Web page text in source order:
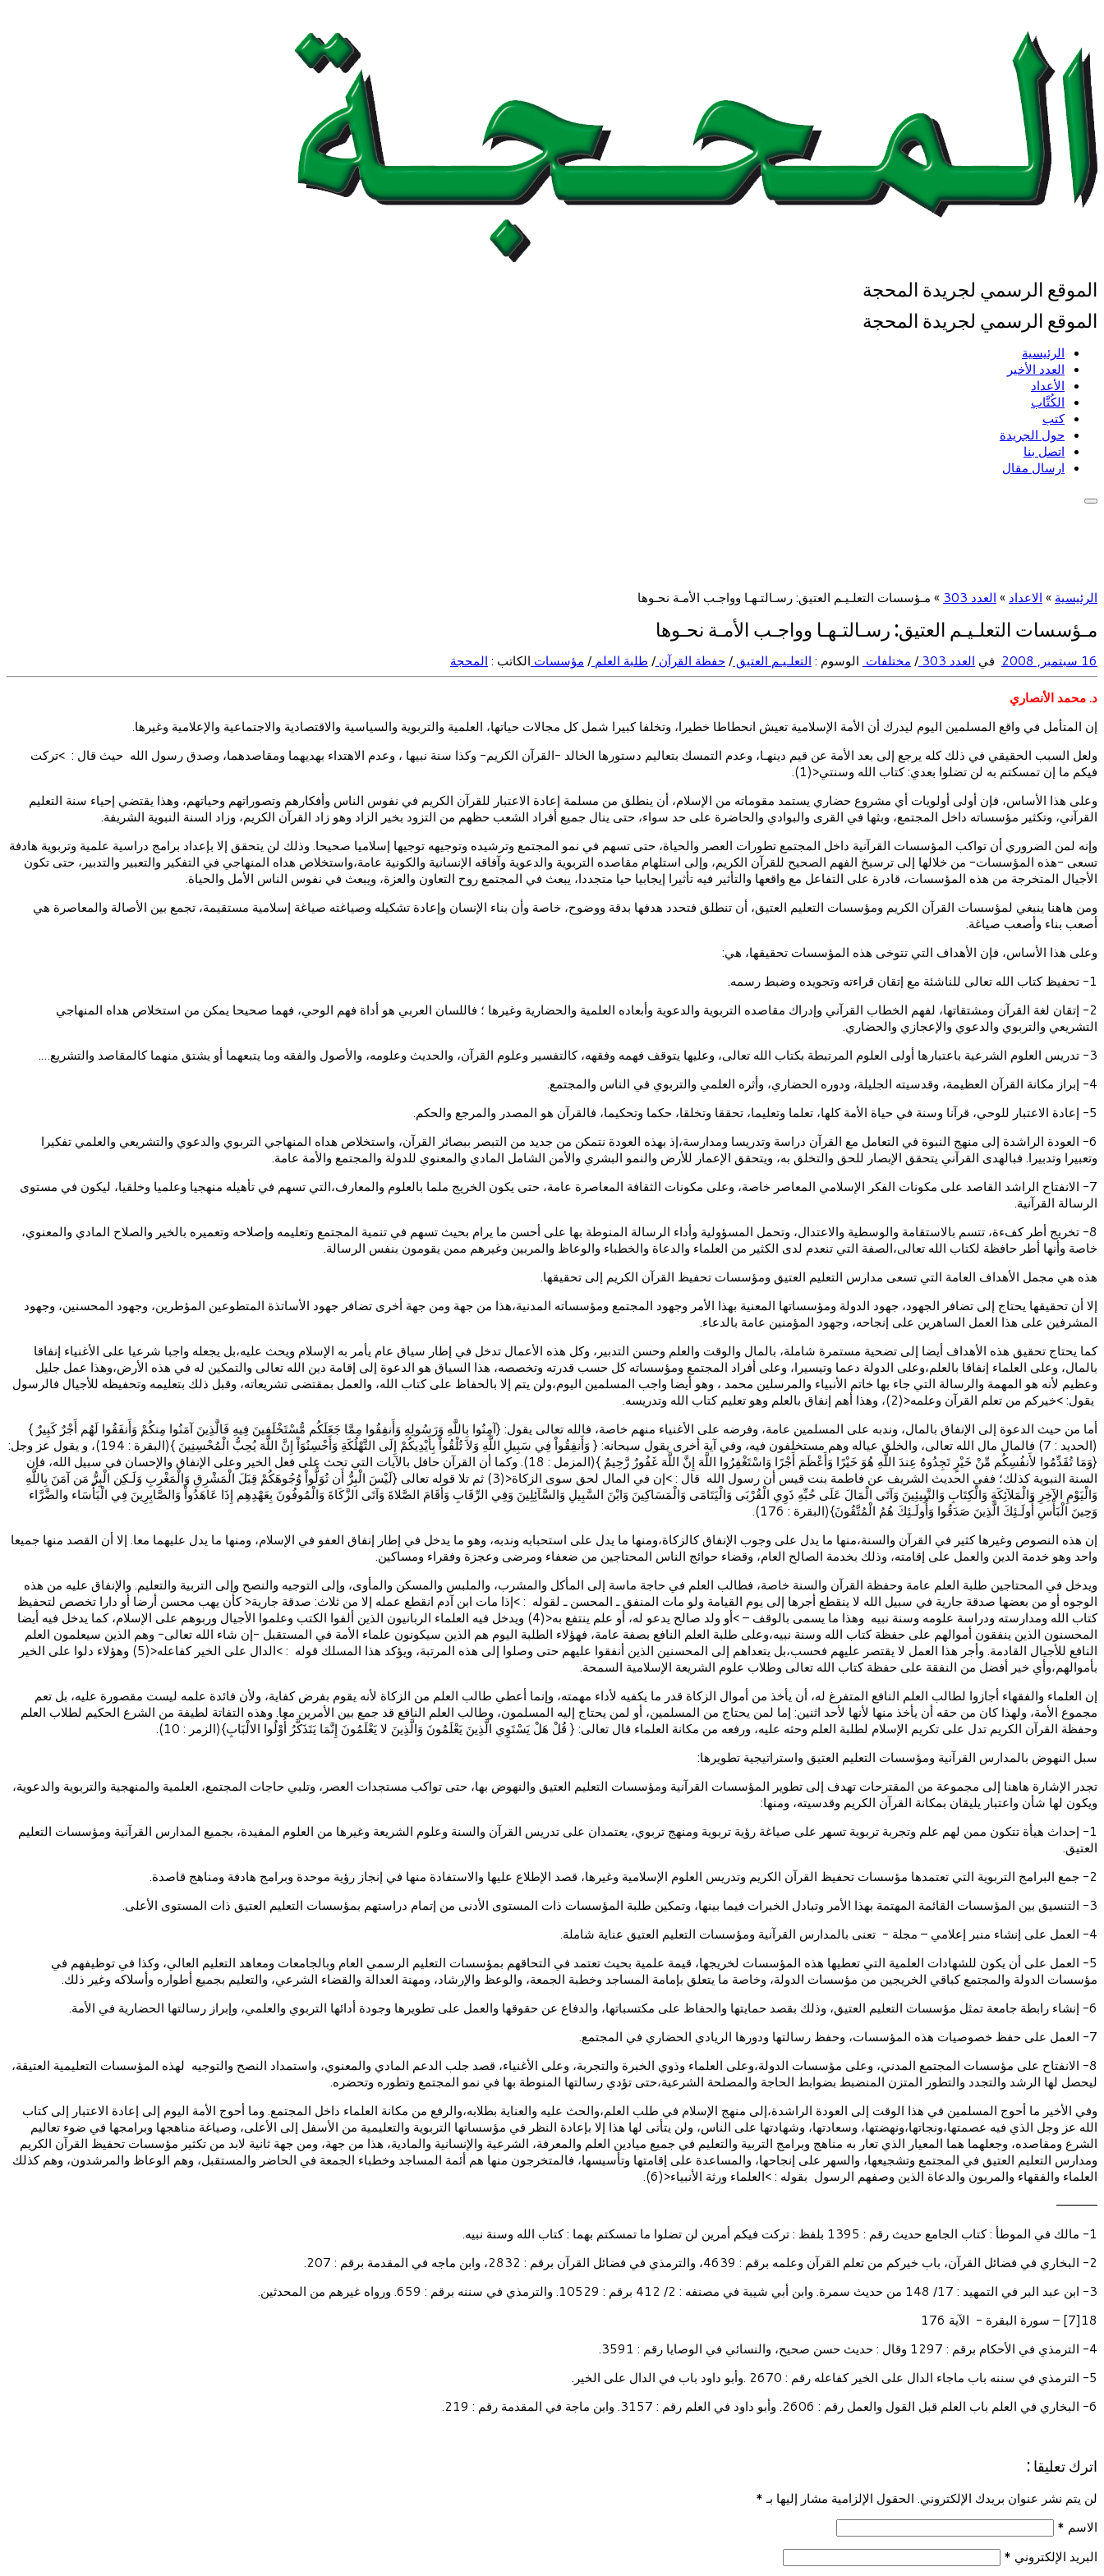
الموقع الرسمي لجريدة المحجة
الموقع الرسمي لجريدة المحجة
الرئيسية
العدد الأخير
الأعداد
الكُتَّاب
كتب
حول الجريدة
اتصل بنا
ارسال مقال
الرئيسية » الاعداد » العدد 303 » مـؤسسات التعلـيـم العتيق: رسـالتـهـا وواجـب الأمـة نحـوها
مـؤسسات التعلـيـم العتيق: رسـالتـهـا وواجـب الأمـة نحـوها
16 سبتمبر, 2008 في العدد 303 / مختلفات الوسوم : التعلـيـم العتيق/حفظة القرآن / طلبة العلم / مؤسسات الكاتب : المحجة
د. محمد الأنصاري
إن المتأمل في واقع المسلمين اليوم ليدرك أن الأمة الإسلامية تعيش انحطاطا خطيرا، وتخلفا كبيرا شمل كل مجالات حياتها، العلمية والتربوية والسياسية والاقتصادية والاجتماعية والإعلامية وغيرها.
ولعل السبب الحقيقي في ذلك كله يرجع إلى بعد الأمة عن قيم دينهـا، وعدم التمسك بتعاليم دستورها الخالد -القرآن الكريم- وكذا سنة نبيها ، وعدم الاهتداء بهديهما ومقاصدهما، وصدق رسول الله حيث قال : >تركت
فيكم ما إن تمسكتم به لن تضلوا بعدي: كتاب الله وسنتي<(1).
وعلى هذا الأساس، فإن أولى أولويات أي مشروع حضاري يستمد مقوماته من الإسلام، أن ينطلق من مسلمة إعادة الاعتبار للقرآن الكريم في نفوس الناس وأفكارهم وتصوراتهم وحياتهم، وهذا يقتضي إحياء سنة التعليم
القرآني، وتكثير مؤسساته داخل المجتمع، وبثها في القرى والبوادي والحاضرة على حد سواء، حتى ينال جميع أفراد الشعب حظهم من التزود بخير الزاد وهو زاد القرآن الكريم، وزاد السنة النبوية الشريفة.
وإنه لمن الضروري أن تواكب المؤسسات القرآنية داخل المجتمع تطورات العصر والحياة، حتى تسهم في نمو المجتمع وترشيده وتوجيهه توجيها إسلاميا صحيحا. وذلك لن يتحقق إلا بإعداد برامج دراسية علمية وتربوية هادفة
تسعى -هذه المؤسسات- من خلالها إلى ترسيخ الفهم الصحيح للقرآن الكريم، وإلى استلهام مقاصده التربوية والدعوية وآفاقه الإنسانية والكونية عامة،واستخلاص هداه المنهاجي في التفكير والتعبير والتدبير، حتى تكون
الأجيال المتخرجة من هذه المؤسسات، قادرة على التفاعل مع واقعها والتأثير فيه تأثيرا إيجابيا حيا متجددا، يبعث في المجتمع روح التعاون والعزة، ويبعث في نفوس الناس الأمل والحياة.
ومن هاهنا ينبغي لمؤسسات القرآن الكريم ومؤسسات التعليم العتيق، أن تنطلق فتحدد هدفها بدقة ووضوح، خاصة وأن بناء الإنسان وإعادة تشكيله وصياغته صياغة إسلامية مستقيمة، تجمع بين الأصالة والمعاصرة هي
أصعب بناء وأصعب صياغة.
وعلى هذا الأساس، فإن الأهداف التي تتوخى هذه المؤسسات تحقيقها، هي:
1- تحفيظ كتاب الله تعالى للناشئة مع إتقان قراءته وتجويده وضبط رسمه.
2- إتقان لغة القرآن ومشتقاتها، لفهم الخطاب القرآني وإدراك مقاصده التربوية والدعوية وأبعاده العلمية والحضارية وغيرها ؛ فاللسان العربي هو أداة فهم الوحي، فهما صحيحا يمكن من استخلاص هداه المنهاجي
التشريعي والتربوي والدعوي والإعجازي والحضاري.
3- تدريس العلوم الشرعية باعتبارها أولى العلوم المرتبطة بكتاب الله تعالى، وعليها يتوقف فهمه وفقهه، كالتفسير وعلوم القرآن، والحديث وعلومه، والأصول والفقه وما يتبعهما أو يشتق منهما كالمقاصد والتشريع….
4- إبراز مكانة القرآن العظيمة، وقدسيته الجليلة، ودوره الحضاري، وأثره العلمي والتربوي في الناس والمجتمع.
5- إعادة الاعتبار للوحي، قرآنا وسنة في حياة الأمة كلها، تعلما وتعليما، تحققا وتخلقا، حكما وتحكيما، فالقرآن هو المصدر والمرجع والحكم.
6- العودة الراشدة إلى منهج النبوة في التعامل مع القرآن دراسة وتدريسا ومدارسة،إذ بهذه العودة نتمكن من جديد من التبصر ببصائر القرآن، واستخلاص هداه المنهاجي التربوي والدعوي والتشريعي والعلمي تفكيرا
وتعبيرا وتدبيرا. فبالهدى القرآني يتحقق الإبصار للحق والتخلق به، ويتحقق الإعمار للأرض والنمو البشري والأمن الشامل المادي والمعنوي للدولة والمجتمع والأمة عامة.
7- الانفتاح الراشد القاصد على مكونات الفكر الإسلامي المعاصر خاصة، وعلى مكونات الثقافة المعاصرة عامة، حتى يكون الخريج ملما بالعلوم والمعارف،التي تسهم في تأهيله منهجيا وعلميا وخلقيا، ليكون في مستوى
الرسالة القرآنية.
8- تخريج أطر كفءة، تتسم بالاستقامة والوسطية والاعتدال، وتحمل المسؤولية وأداء الرسالة المنوطة بها على أحسن ما يرام بحيث تسهم في تنمية المجتمع وتعليمه وإصلاحه وتعميره بالخير والصلاح المادي والمعنوي،
خاصة وأنها أطر حافظة لكتاب الله تعالى،الصفة التي تنعدم لدى الكثير من العلماء والدعاة والخطباء والوعاظ والمربين وغيرهم ممن يقومون بنفس الرسالة.
هذه هي مجمل الأهداف العامة التي تسعى مدارس التعليم العتيق ومؤسسات تحفيظ القرآن الكريم إلى تحقيقها.
إلا أن تحقيقها يحتاج إلى تضافر الجهود، جهود الدولة ومؤسساتها المعنية بهذا الأمر وجهود المجتمع ومؤسساته المدنية،هذا من جهة ومن جهة أخرى تضافر جهود الأساتذة المتطوعين المؤطرين، وجهود المحسنين، وجهود
المشرفين على هذا العمل الساهرين على إنجاحه، وجهود المؤمنين عامة بالدعاء.
كما يحتاج تحقيق هذه الأهداف أيضا إلى تضحية مستمرة شاملة، بالمال والوقت والعلم وحسن التدبير، وكل هذه الأعمال تدخل في إطار سياق عام يأمر به الإسلام ويحث عليه،بل يجعله واجبا شرعيا على الأغنياء إنفاقا
بالمال، وعلى العلماء إنفاقا بالعلم،وعلى الدولة دعما وتيسيرا، وعلى أفراد المجتمع ومؤسساته كل حسب قدرته وتخصصه، هذا السياق هو الدعوة إلى إقامة دين الله تعالى والتمكين له في هذه الأرض،وهذا عمل جليل
وعظيم لأنه هو المهمة والرسالة التي جاء بها خاتم الأنبياء والمرسلين محمد ، وهو أيضا واجب المسلمين اليوم،ولن يتم إلا بالحفاظ على كتاب الله، والعمل بمقتضى تشريعاته، وقبل ذلك بتعليمه وتحفيظه للأجيال فالرسول
يقول: >خيركم من تعلم القرآن وعلمه<(2)، وهذا أهم إنفاق بالعلم وهو تعليم كتاب الله وتدريسه.
أما من حيث الدعوة إلى الإنفاق بالمال، وندبه على المسلمين عامة، وفرضه على الأغنياء منهم خاصة، فالله تعالى يقول: {آمِنُوا بِاللَّهِ وَرَسُولِهِ وَأَنفِقُوا مِمَّا جَعَلَكُم مُّسْتَخْلَفِينَ فِيهِ فَالَّذِينَ آمَنُوا مِنكُمْ وَأَنفَقُوا لَهُم أَجْرٌ كَبِيرٌ }
(الحديد : 7) فالمال مال الله تعالى، والخلق عياله وهم مستخلفون فيه، وفي آية أخرى يقول سبحانه: { وَأَنفِقُواْ فِي سَبِيلِ اللَّهِ وَلاَ تُلْقُواْ بِأَيْدِيكُمْ إِلَى التَّهْلُكَةِ وَأَحْسِنُوَاْ إِنَّ اللَّهَ يُحِبُّ الْمُحْسِنِينَ }(البقرة : 194)، و يقول عز وجل:
{وَمَا تُقَدِّمُوا لأَنفُسِكُم مِّنْ خَيْرٍ تَجِدُوهُ عِندَ اللَّهِ هُوَ خَيْرًا وَأَعْظَمَ أَجْرًا وَاسْتَغْفِرُوا اللَّهَ إِنَّ اللَّهَ غَفُورٌ رَّحِيمٌ }(المزمل : 18). وكما أن القرآن حافل بالآيات التي تحث على فعل الخير وعلى الإنفاق والإحسان في سبيل الله، فإن
السنة النبوية كذلك؛ ففي الحديث الشريف عن فاطمة بنت قيس أن رسول الله قال : >إن في المال لحق سوى الزكاة<(3) ثم تلا قوله تعالى {لَيْسَ الْبِرُّ أَن تُوَلُّواْ وُجُوهَكُمْ قِبَلَ الْمَشْرِقِ وَالْمَغْرِبِ وَلَـكِن الْبِرُّ مَن آمَنَ بِاللَّهِ
وَالْيَوْمِ الآخِرِ وَالْمَلآئِكَةِ وَالْكِتَابِ وَالنَّبِيئِينَ وَآتَى الْمَالَ عَلَى حُبِّهِ ذَوِي الْقُرْبَى وَالْيَتَامَى وَالْمَسَاكِينَ وَابْنَ السَّبِيلِ وَالسَّآئِلِينَ وَفِي الرِّقَابِ وَأَقَامَ الصَّلاةَ وَآتَى الزَّكَاةَ وَالْمُوفُونَ بِعَهْدِهِم إِذَا عَاهَدُواْ وَالصَّابِرِينَ فِي الْبَأْسَاء والضَّرَّاء
وَحِينَ الْبَأْسِ أُولَـئِكَ الَّذِينَ صَدَقُوا وَأُولَـئِكَ هُمُ الْمُتَّقُونَ}(البقرة : 176).
إن هذه النصوص وغيرها كثير في القرآن والسنة،منها ما يدل على وجوب الإنفاق كالزكاة،ومنها ما يدل على استحبابه وندبه، وهو ما يدخل في إطار إنفاق العفو في الإسلام، ومنها ما يدل عليهما معا. إلا أن القصد منها جميعا
واحد وهو خدمة الدين والعمل على إقامته، وذلك بخدمة الصالح العام، وقضاء حوائج الناس المحتاجين من ضعفاء ومرضى وعجزة وفقراء ومساكين.
ويدخل في المحتاجين طلبة العلم عامة وحفظة القرآن والسنة خاصة، فطالب العلم في حاجة ماسة إلى المأكل والمشرب، والملبس والمسكن والمأوى، وإلى التوجيه والنصح وإلى التربية والتعليم. والإنفاق عليه من هذه
الوجوه أو من بعضها صدقة جارية في سبيل الله لا ينقطع أجرها إلى يوم القيامة ولو مات المنفق ـ المحسن ـ لقوله : >إذا مات ابن آدم انقطع عمله إلا من ثلاث: صدقة جارية< كأن يهب محسن أرضا أو دارا تخصص لتحفيظ
كتاب الله ومدارسته ودراسة علومه وسنة نبيه وهذا ما يسمى بالوقف – >أو ولد صالح يدعو له، أو علم ينتفع به<(4) ويدخل فيه العلماء الربانيون الذين ألفوا الكتب وعلموا الأجيال وربوهم على الإسلام، كما يدخل فيه أيضا
المحسنون الذين ينفقون أموالهم على حفظة كتاب الله وسنة نبيه،وعلى طلبة العلم النافع بصفة عامة، فهؤلاء الطلبة اليوم هم الذين سيكونون علماء الأمة في المستقبل -إن شاء الله تعالى- وهم الذين سيعلمون العلم
النافع للأجيال القادمة. وأجر هذا العمل لا يقتصر عليهم فحسب،بل يتعداهم إلى المحسنين الذين أنفقوا عليهم حتى وصلوا إلى هذه المرتبة، ويؤكد هذا المسلك قوله : >الدال على الخير كفاعله<(5) وهؤلاء دلوا على الخير
بأموالهم،وأي خير أفضل من النفقة على حفظة كتاب الله تعالى وطلاب علوم الشريعة الإسلامية السمحة.
إن العلماء والفقهاء أجازوا لطالب العلم النافع المتفرغ له، أن يأخذ من أموال الزكاة قدر ما يكفيه لأداء مهمته، وإنما أعطي طالب العلم من الزكاة لأنه يقوم بفرض كفاية، ولأن فائدة علمه ليست مقصورة عليه، بل تعم
مجموع الأمة، ولهذا كان من حقه أن يأخذ منها لأنها لأحد اثنين: إما لمن يحتاج من المسلمين، أو لمن يحتاج إليه المسلمون، وطالب العلم النافع قد جمع بين الأمرين معا. وهذه التفاتة لطيفة من الشرع الحكيم لطلاب العلم
وحفظة القرآن الكريم تدل على تكريم الإسلام لطلبة العلم وحثه عليه، ورفعه من مكانة العلماء قال تعالى: { قُلْ هَلْ يَسْتَوِي الَّذِينَ يَعْلَمُونَ وَالَّذِينَ لا يَعْلَمُونَ إِنَّمَا يَتَذَكَّرُ أُوْلُوا الالْبَابِ}(الزمر : 10).
سبل النهوض بالمدارس القرآنية ومؤسسات التعليم العتيق واستراتيجية تطويرها:
تجدر الإشارة هاهنا إلى مجموعة من المقترحات تهدف إلى تطوير المؤسسات القرآنية ومؤسسات التعليم العتيق والنهوض بها، حتى تواكب مستجدات العصر، وتلبي حاجات المجتمع، العلمية والمنهجية والتربوية والدعوية،
ويكون لها شأن واعتبار يليقان بمكانة القرآن الكريم وقدسيته، ومنها:
1- إحداث هيأة تتكون ممن لهم علم وتجربة تربوية تسهر على صياغة رؤية تربوية ومنهج تربوي، يعتمدان على تدريس القرآن والسنة وعلوم الشريعة وغيرها من العلوم المفيدة، بجميع المدارس القرآنية ومؤسسات التعليم
العتيق.
2- جمع البرامج التربوية التي تعتمدها مؤسسات تحفيظ القرآن الكريم وتدريس العلوم الإسلامية وغيرها، قصد الإطلاع عليها والاستفادة منها في إنجاز رؤية موحدة وبرامج هادفة ومناهج قاصدة.
3- التنسيق بين المؤسسات القائمة المهتمة بهذا الأمر وتبادل الخبرات فيما بينها، وتمكين طلبة المؤسسات ذات المستوى الأدنى من إتمام دراستهم بمؤسسات التعليم العتيق ذات المستوى الأعلى.
4- العمل على إنشاء منبر إعلامي – مجلة - تعنى بالمدارس القرآنية ومؤسسات التعليم العتيق عناية شاملة.
5- العمل على أن يكون للشهادات العلمية التي تعطيها هذه المؤسسات لخريجها، قيمة علمية بحيث تعتمد في التحاقهم بمؤسسات التعليم الرسمي العام وبالجامعات ومعاهد التعليم العالي، وكذا في توظيفهم في
مؤسسات الدولة والمجتمع كباقي الخريجين من مؤسسات الدولة، وخاصة ما يتعلق بإمامة المساجد وخطبة الجمعة، والوعظ والإرشاد، ومهنة العدالة والقضاء الشرعي، والتعليم بجميع أطواره وأسلاكه وغير ذلك.
6- إنشاء رابطة جامعة تمثل مؤسسات التعليم العتيق، وذلك بقصد حمايتها والحفاظ على مكتسباتها، والدفاع عن حقوقها والعمل على تطويرها وجودة أدائها التربوي والعلمي، وإبراز رسالتها الحضارية في الأمة.
7- العمل على حفظ خصوصيات هذه المؤسسات، وحفظ رسالتها ودورها الريادي الحضاري في المجتمع.
8- الانفتاح على مؤسسات المجتمع المدني، وعلى مؤسسات الدولة،وعلى العلماء وذوي الخبرة والتجربة، وعلى الأغنياء، قصد جلب الدعم المادي والمعنوي، واستمداد النصح والتوجيه لهذه المؤسسات التعليمية العتيقة،
ليحصل لها الرشد والتجدد والتطور المتزن المنضبط بضوابط الحاجة والمصلحة الشرعية،حتى تؤدي رسالتها المنوطة بها في نمو المجتمع وتطوره وتحضره.
وفي الأخير ما أحوج المسلمين في هذا الوقت إلى العودة الراشدة،إلى منهج الإسلام في طلب العلم،والحث عليه والعناية بطلابه،والرفع من مكانة العلماء داخل المجتمع. وما أحوج الأمة اليوم إلى إعادة الاعتبار إلى كتاب
الله عز وجل الذي فيه عصمتها،ونجاتها،ونهضتها، وسعادتها، وشهادتها على الناس، ولن يتأتى لها هذا إلا بإعادة النظر في مؤسساتها التربوية والتعليمية من الأسفل إلى الأعلى، وصياغة مناهجها وبرامجها في ضوء تعاليم
الشرع ومقاصده، وجعلهما هما المعيار الذي تعار به مناهج وبرامج التربية والتعليم في جميع ميادين العلم والمعرفة، الشرعية والإنسانية والمادية، هذا من جهة، ومن جهة ثانية لابد من تكثير مؤسسات تحفيظ القرآن الكريم
ومدارس التعليم العتيق في المجتمع وتشجيعها، والسهر على إنجاحها، والمساعدة على إقامتها وتأسيسها، فالمتخرجون منها هم أئمة المساجد وخطباء الجمعة في الحاضر والمستقبل، وهم الوعاظ والمرشدون، وهم كذلك
العلماء والفقهاء والمربون والدعاة الذين وصفهم الرسول بقوله : >العلماء ورثة الأنبياء<(6).
—————
1- مالك في الموطأ : كتاب الجامع حديث رقم : 1395 بلفظ : تركت فيكم أمرين لن تضلوا ما تمسكتم بهما : كتاب الله وسنة نبيه.
2- البخاري في فضائل القرآن، باب خيركم من تعلم القرآن وعلمه برقم : 4639، والترمذي في فضائل القرآن برقم : 2832، وابن ماجه في المقدمة برقم : 207.
3- ابن عبد البر في التمهيد : 17/ 148 من حديث سمرة. وابن أبي شيبة في مصنفه : 2/ 412 برقم : 10529. والترمذي في سننه برقم : 659. ورواه غيرهم من المحدثين.
18[7] – سورة البقرة - الآية 176
4- الترمذي في الأحكام برقم : 1297 وقال : حديث حسن صحيح، والنسائي في الوصايا رقم : 3591.
5- الترمذي في سننه باب ماجاء الدال على الخير كفاعله رقم : 2670 .وأبو داود باب في الدال على الخير.
6- البخاري في العلم باب العلم قبل القول والعمل رقم : 2606. وأبو داود في العلم رقم : 3157. وابن ماجة في المقدمة رقم : 219.
اترك تعليقا :
لن يتم نشر عنوان بريدك الإلكتروني. الحقول الإلزامية مشار إليها بـ*
الاسم *
البريد الإلكتروني *